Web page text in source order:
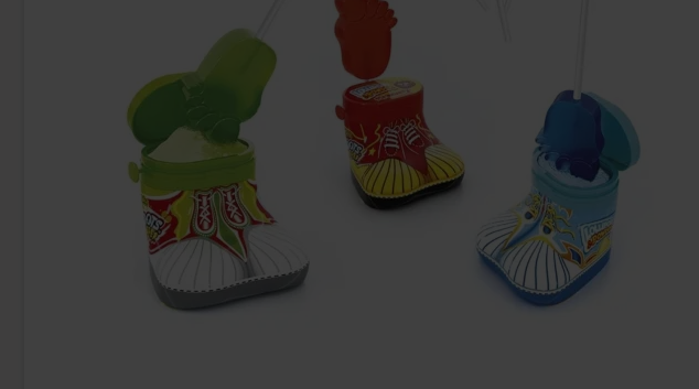
Fazer Viol Tablettipussi 38g
1.09 EUR
Ronny & Ragge Buttcracker Chips Korv
med bröd 150g
3.29 EUR
Osta